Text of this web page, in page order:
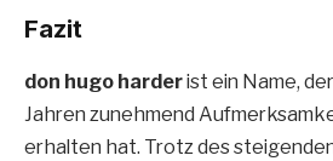
Fazit
don hugo harderist ein Name,
Jahren zunehmend
erhalten hat. Trotz des